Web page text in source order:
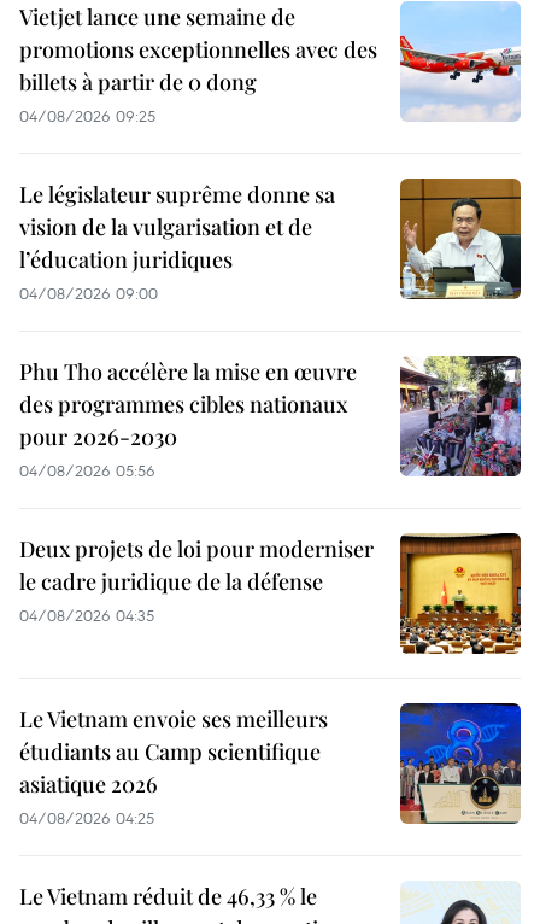
Vietjet lance une semaine de
promotions exceptionnelles avec des
billets à partir de 0 dong
04/08/2026 09:25
Le législateur suprême donne sa
vision de la vulgarisation et de
l’éducation juridiques
04/08/2026 09:00
Phu Tho accélère la mise en œuvre
des programmes cibles nationaux
pour 2026-2030
04/08/2026 05:56
Deux projets de loi pour moderniser
le cadre juridique de la défense
04/08/2026 04:35
Le Vietnam envoie ses meilleurs
étudiants au Camp scientifique
asiatique 2026
04/08/2026 04:25
Le Vietnam réduit de 46,33 % le